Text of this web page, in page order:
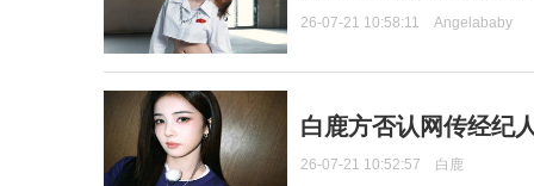
26-07-21 10:58:11 Angelababy
白鹿方否认网传经纪
26-07-21 10:52:57 白鹿